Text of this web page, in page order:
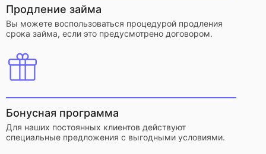
Продление займа
Вы можете воспользоваться процедурой продления
срока займа, если это предусмотрено договором.
Бонусная программа
Для наших постоянных клиентов действуют
специальные предложения с выгодными условиями.